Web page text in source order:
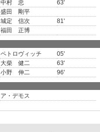
中村 忠
63'
盛田 剛平
城定 信次
81'
福田 正博
ペトロヴィッチ
05'
大柴 健二
63'
小野 伸二
96'
ア・デモス